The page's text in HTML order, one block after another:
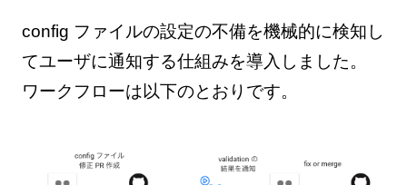
config ファイルの設定の不備を機械的に検知し
てユーザに通知する仕組みを導入しました。
ワークフローは以下のとおりです。